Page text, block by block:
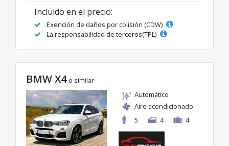
Incluido en el precio:
Exención de daños por colisión (CDW)
La responsabilidad de terceros(TPL)
BMW X4 o similar
Automático
Aire acondicionado
5
4 4